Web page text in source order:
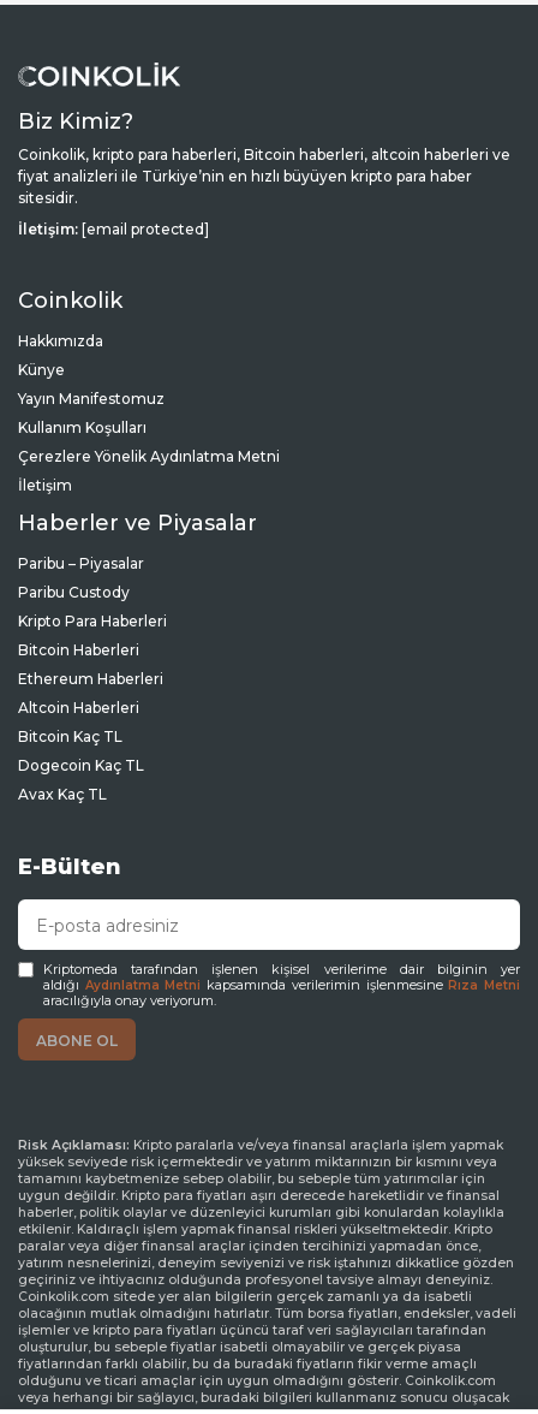
Biz Kimiz?
Coinkolik, kripto para haberleri, Bitcoin haberleri, altcoin haberleri ve
fiyat analizleri ile Türkiye’nin en hızlı büyüyen kripto para haber
sitesidir.
İletişim: [email protected]
Coinkolik
Hakkımızda
Künye
Yayın Manifestomuz
Kullanım Koşulları
Çerezlere Yönelik Aydınlatma Metni
İletişim
Haberler ve Piyasalar
Paribu – Piyasalar
Paribu Custody
Kripto Para Haberleri
Bitcoin Haberleri
Ethereum Haberleri
Altcoin Haberleri
Bitcoin Kaç TL
Dogecoin Kaç TL
Avax Kaç TL
E-Bülten
Kriptomeda tarafından işlenen kişisel verilerime dair bilginin yer
aldığı Aydınlatma Metni kapsamında verilerimin işlenmesineRıza Metni
aracılığıyla onay veriyorum.
Risk Açıklaması: Kripto paralarla ve/veya finansal araçlarla işlem yapmak
yüksek seviyede risk içermektedir ve yatırım miktarınızın bir kısmını veya
tamamını kaybetmenize sebep olabilir, bu sebeple tüm yatırımcılar için
uygun değildir. Kripto para fiyatları aşırı derecede hareketlidir ve finansal
haberler, politik olaylar ve düzenleyici kurumları gibi konulardan kolaylıkla
etkilenir. Kaldıraçlı işlem yapmak finansal riskleri yükseltmektedir. Kripto
paralar veya diğer finansal araçlar içinden tercihinizi yapmadan önce,
yatırım nesnelerinizi, deneyim seviyenizi ve risk iştahınızı dikkatlice gözden
geçiriniz ve ihtiyacınız olduğunda profesyonel tavsiye almayı deneyiniz.
Coinkolik.com sitede yer alan bilgilerin gerçek zamanlı ya da isabetli
olacağının mutlak olmadığını hatırlatır. Tüm borsa fiyatları, endeksler, vadeli
işlemler ve kripto para fiyatları üçüncü taraf veri sağlayıcıları tarafından
oluşturulur, bu sebeple fiyatlar isabetli olmayabilir ve gerçek piyasa
fiyatlarından farklı olabilir, bu da buradaki fiyatların fikir verme amaçlı
olduğunu ve ticari amaçlar için uygun olmadığını gösterir. Coinkolik.com
veya herhangi bir sağlayıcı, buradaki bilgileri kullanmanız sonucu oluşacak